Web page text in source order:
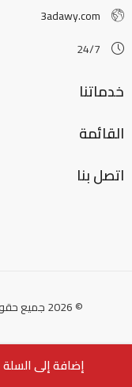
إضافة إلى السلة
3adawy.com
24/7
خدماتنا
القائمة
اتصل بنا
© 2026 جميع حقوق الملكية محفوظة لشركة